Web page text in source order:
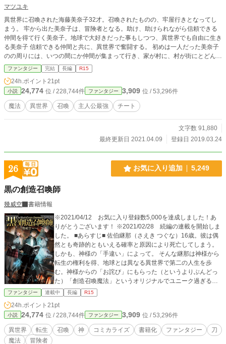
マツユキ
異世界に召喚された海藤美奈子32才。召喚されたものの、牢屋行きとなってし
まう。 牢から出た美奈子は、冒険者となる。助け、助けられながら信頼できる
仲間を得て行く美奈子。地球で大好きだった事もしつつ、異世界でも自由に生き
る美奈子 信頼できる仲間と共に、異世界で奮闘する。 初めは一人だった美奈子
のの周りには、いつの間にか仲間が集まって行き、家が村に、村が街にとどんど
んと大きくなっていくのだった ＊＊＊ 異世界でも元の世界で出来ていた事をや
っています。苦手、または気に入らないと言うかたは読まれない方が良いかと思
います かなりの無茶振りと、作者の妄想で出来たあり得ない魔法や設定が出て
きます。こちらも抵抗のある方は読まれない方が良いかと思います
ファンタジー 完結 長編 R15
24h.ポイント 21pt
小説 24,774 位 / 228,744件 ファンタジー 3,909 位 / 53,296件
魔法 異世界 召喚 主人公最強 チート
文字数 91,880
最終更新日 2021.04.09
登録日 2019.03.24
26 お気に入り追加 5,249
黒の創造召喚師
幾威空
書籍情報
※2021/04/12 お気に入り登録数5,000を達成しました！あ
りがとうございます！ ※2021/02/28 続編の連載を開始しま
した。 ■あらすじ■ 佐伯継那（さえき つぐな）16歳。彼は偶
然とも奇跡的ともいえる確率と原因により死亡してしまう。
しかも、神様の「手違い」によって。 そんな継那は神様から
転生の権利を得、地球とは異なる異世界で第二の人生を歩
む。神様からの「お詫び」にもらった（というよりぶんどっ
た）「創造召喚魔法」というオリジナルでユニーク過ぎる魔
法を引っ提げて。
ファンタジー 連載中 長編 R15
24h.ポイント 21pt
小説 24,774 位 / 228,744件 ファンタジー 3,909 位 / 53,296件
異世界 転生 召喚 神 コミカライズ 書籍化 ファンタジー
刀
魔法
冒険者